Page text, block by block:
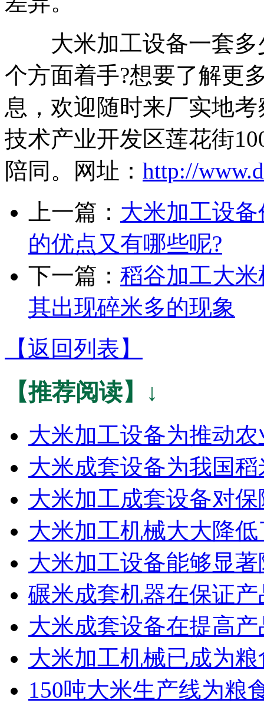
大米加工设备一套多
个方面着手?想要了解更
息，欢迎随时来厂实地
技术产业开发区莲花街
陪同。网址： http://
上一篇： 大米加工设
的优点又有哪些呢?
下一篇： 稻谷加工大
其出现碎米多的现象
【返回列表】
【推荐阅读】↓
大米加工设备为推动
大米成套设备为我国
大米加工成套设备对
大米加工机械大大降
大米加工设备能够显
碾米成套机器在保证
大米成套设备在提高
大米加工机械已成为
150吨大米生产线为粮